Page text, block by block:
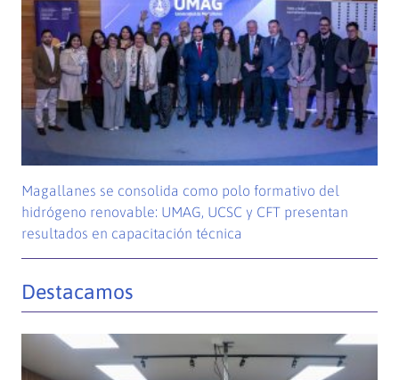
Magallanes se consolida como polo formativo del
hidrógeno renovable: UMAG, UCSC y CFT presentan
resultados en capacitación técnica
Destacamos